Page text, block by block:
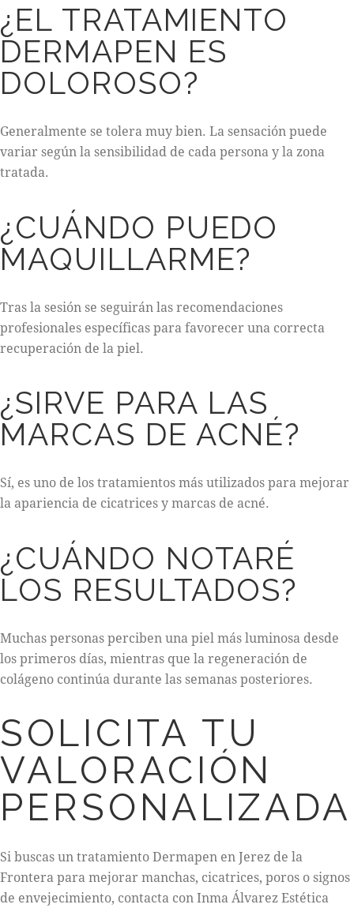
¿EL TRATAMIENTO
DERMAPEN ES
DOLOROSO?
Generalmente se tolera muy bien. La sensación puede
variar según la sensibilidad de cada persona y la zona
tratada.
¿CUÁNDO PUEDO
MAQUILLARME?
Tras la sesión se seguirán las recomendaciones
profesionales específicas para favorecer una correcta
recuperación de la piel.
¿SIRVE PARA LAS
MARCAS DE ACNÉ?
Sí, es uno de los tratamientos más utilizados para mejorar
la apariencia de cicatrices y marcas de acné.
¿CUÁNDO NOTARÉ
LOS RESULTADOS?
Muchas personas perciben una piel más luminosa desde
los primeros días, mientras que la regeneración de
colágeno continúa durante las semanas posteriores.
SOLICITA TU
VALORACIÓN
PERSONALIZADA
Si buscas un tratamiento Dermapen en Jerez de la
Frontera para mejorar manchas, cicatrices, poros o signos
de envejecimiento, contacta con Inma Álvarez Estética